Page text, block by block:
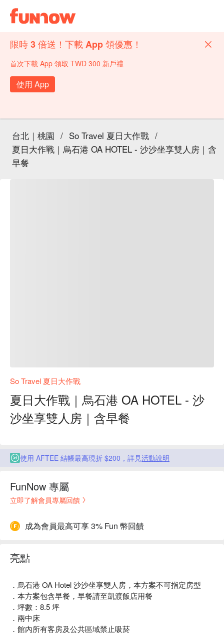
限時 3 倍送！下載 App 領優惠！
首次下載 App 領取 TWD 300 新戶禮
使用 App
台北｜桃園 / So Travel 夏日大作戰 /
夏日大作戰｜烏石港 OA HOTEL - 沙沙坐享雙人房｜含
早餐
So Travel 夏日大作戰
夏日大作戰｜烏石港 OA HOTEL - 沙
沙坐享雙人房｜含早餐
使用 AFTEE 結帳最高現折 $200，詳見活動說明
FunNow 專屬
立即了解會員專屬回饋
成為會員最高可享 3% Fun 幣回饋
亮點
．烏石港 OA Hotel 沙沙坐享雙人房，本方案不可指定房型
．本方案包含早餐，早餐請至凱渡飯店用餐
．坪數：8.5 坪
．兩中床
．館內所有客房及公共區域禁止吸菸